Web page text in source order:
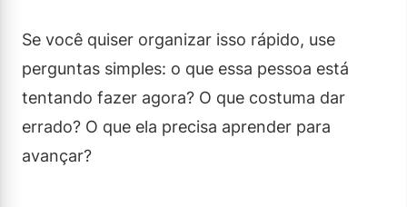
Se você quiser organizar isso rápido, use
perguntas simples: o que essa pessoa está
tentando fazer agora? O que costuma dar
errado? O que ela precisa aprender para
avançar?